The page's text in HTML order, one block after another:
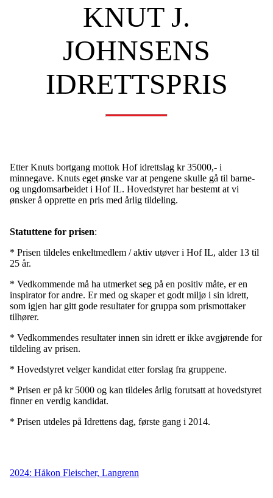
KNUT J.
JOHNSENS
IDRETTSPRIS
Etter Knuts bortgang mottok Hof idrettslag kr 35000,- i
minnegave. Knuts eget ønske var at pengene skulle gå til barne-
og ungdomsarbeidet i Hof IL. Hovedstyret har bestemt at vi
ønsker å opprette en pris med årlig tildeling.
Statuttene for prisen:
* Prisen tildeles enkeltmedlem / aktiv utøver i Hof IL, alder 13 til
25 år.
* Vedkommende må ha utmerket seg på en positiv måte, er en
inspirator for andre. Er med og skaper et godt miljø i sin idrett,
som igjen har gitt gode resultater for gruppa som prismottaker
tilhører.
* Vedkommendes resultater innen sin idrett er ikke avgjørende for
tildeling av prisen.
* Hovedstyret velger kandidat etter forslag fra gruppene.
* Prisen er på kr 5000 og kan tildeles årlig forutsatt at hovedstyret
finner en verdig kandidat.
* Prisen utdeles på Idrettens dag, første gang i 2014.
2024: Håkon Fleischer, Langrenn